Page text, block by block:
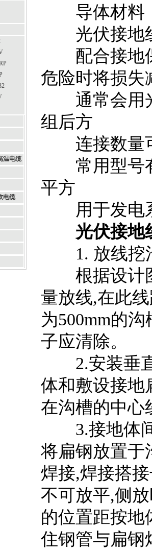
温电缆
电缆
导体材料
光伏接地线
配合接地保
危险时将损失
通常会用光
组后方
连接数量可
常用型号有
平方
用于发电
光伏接地
1. 放线挖
根据设计图
量放线,在此
为500mm的
子应清除。
2.安装垂直
体和敷设接地
在沟槽的中心
3.接地体间
将扁钢放置于
焊接,焊接搭
不可放平,侧
的位置距按地
住钢管与扁钢